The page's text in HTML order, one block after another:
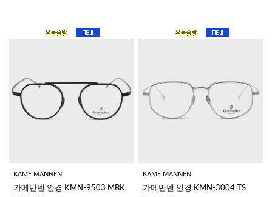
KAME MANNEN
가메만넨 안경 KMN-9503 MBK
KAME MANNEN
가메만넨 안경 KMN-3004 TS